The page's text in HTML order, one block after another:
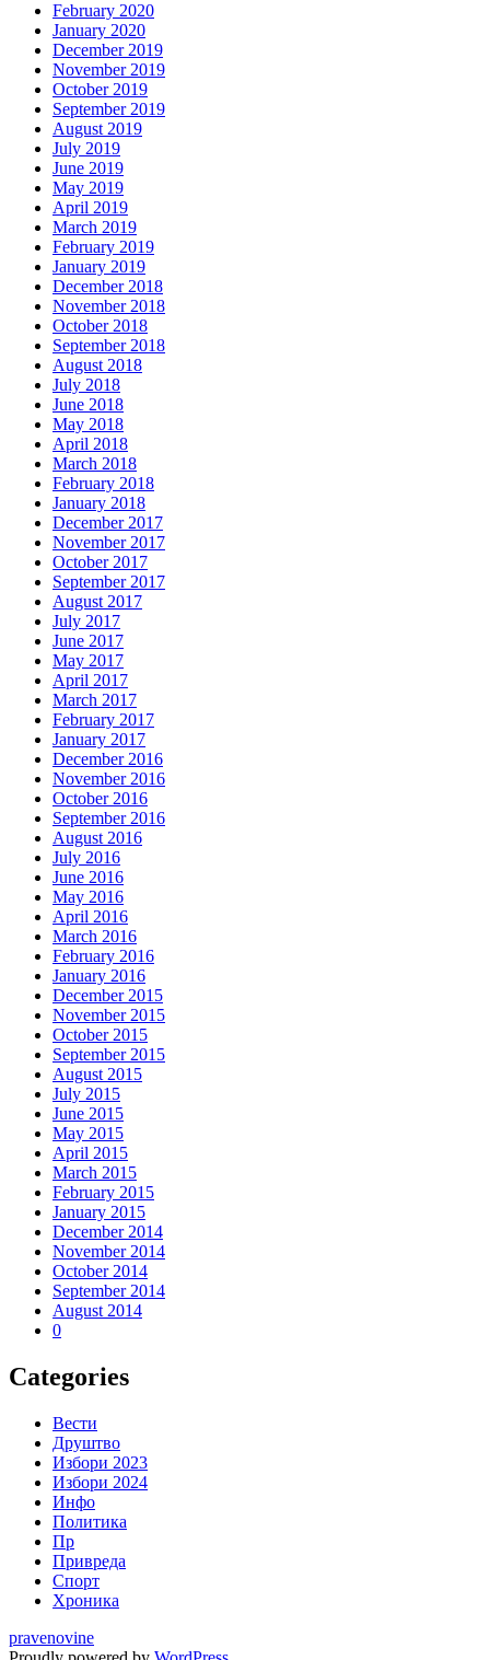
February 2020
January 2020
December 2019
November 2019
October 2019
September 2019
August 2019
July 2019
June 2019
May 2019
April 2019
March 2019
February 2019
January 2019
December 2018
November 2018
October 2018
September 2018
August 2018
July 2018
June 2018
May 2018
April 2018
March 2018
February 2018
January 2018
December 2017
November 2017
October 2017
September 2017
August 2017
July 2017
June 2017
May 2017
April 2017
March 2017
February 2017
January 2017
December 2016
November 2016
October 2016
September 2016
August 2016
July 2016
June 2016
May 2016
April 2016
March 2016
February 2016
January 2016
December 2015
November 2015
October 2015
September 2015
August 2015
July 2015
June 2015
May 2015
April 2015
March 2015
February 2015
January 2015
December 2014
November 2014
October 2014
September 2014
August 2014
0
Categories
Вести
Друштво
Избори 2023
Избори 2024
Инфо
Политика
Пр
Привреда
Спорт
Хроника
pravenovine